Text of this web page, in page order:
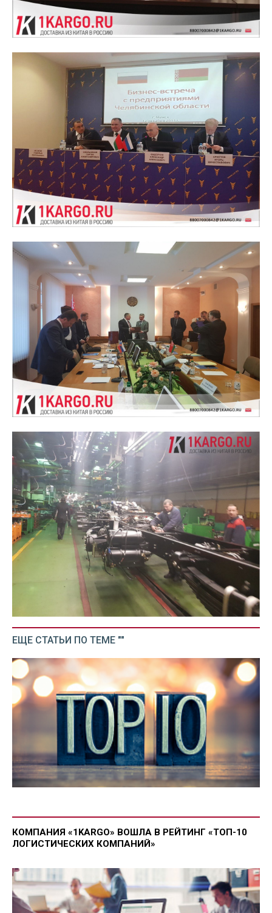
ЕЩЕ СТАТЬИ ПО ТЕМЕ ""
КОМПАНИЯ «1KARGO» ВОШЛА В РЕЙТИНГ «ТОП-10
ЛОГИСТИЧЕСКИХ КОМПАНИЙ»